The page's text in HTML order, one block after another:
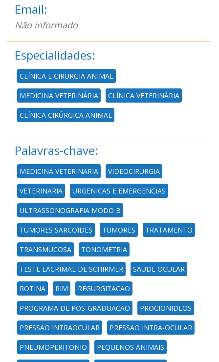
Email:
Não informado
Especialidades:
CLÍNICA E CIRURGIA ANIMAL
MEDICINA VETERINÁRIA CLÍNICA VETERINÁRIA
CLÍNICA CIRÚRGICA ANIMAL
Palavras-chave:
MEDICINA VETERINARIA VIDEOCIRURGIA
VETERINARIA URGENICAS E EMERGENCIAS
ULTRASSONOGRAFIA MODO B
TUMORES SARCOIDES TUMORES TRATAMENTO
TRANSMUCOSA TONOMETRIA
TESTE LACRIMAL DE SCHIRMER SAUDE OCULAR
ROTINA RIM REGURGITACAO
PROGRAMA DE POS-GRADUACAO PROCIONIDEOS
PRESSAO INTRAOCULAR PRESSAO INTRA-OCULAR
PNEUMOPERITONIO PEQUENOS ANIMAIS